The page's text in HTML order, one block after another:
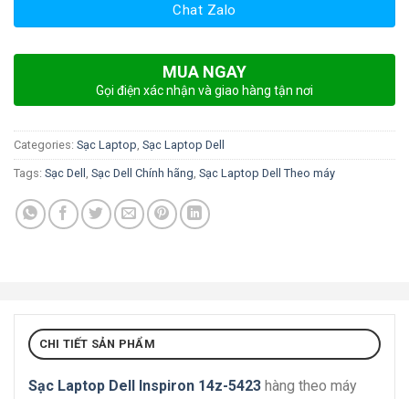
Chat Zalo
MUA NGAY
Gọi điện xác nhận và giao hàng tận nơi
Categories: Sạc Laptop, Sạc Laptop Dell
Tags: Sạc Dell , Sạc Dell Chính hãng, Sạc Laptop Dell Theo máy
CHI TIẾT SẢN PHẨM
Sạc Laptop Dell Inspiron 14z-5423 hàng theo máy